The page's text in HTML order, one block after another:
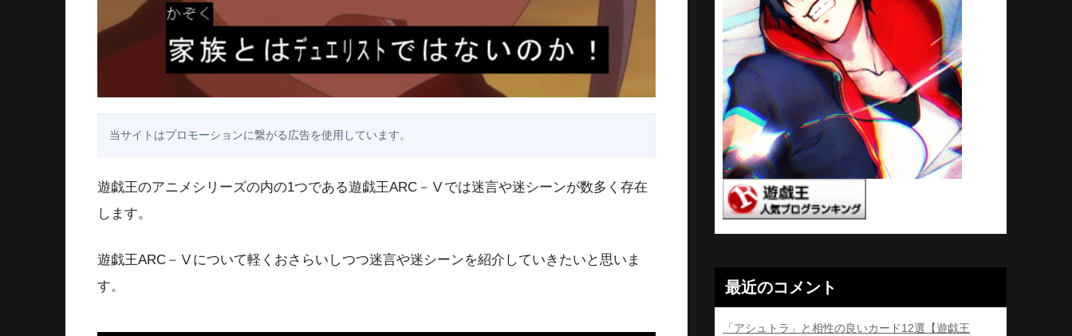
当サイトはプロモーションに繋がる広告を使用しています。
遊戯王のアニメシリーズの内の1つである遊戯王ARC－Ⅴでは迷言や迷シーンが数多く存在
します。
遊戯王ARC－Ⅴについて軽くおさらいしつつ迷言や迷シーンを紹介していきたいと思いま
す。
最近のコメント
「アシュトラ」と相性の良いカード12選【遊戯王